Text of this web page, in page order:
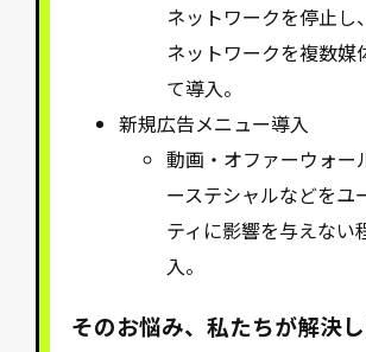
ネットワークを停止し
ネットワークを複数媒
て導入。
新規広告メニュー導入
動画・オファーウォー
ーステシャルなどをユ
ティに影響を与えない
入。
そのお悩み、私たちが解決し